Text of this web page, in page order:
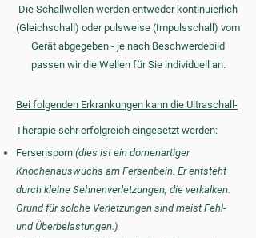
Die Schallwellen werden entweder kontinuierlich
(Gleichschall) oder pulsweise (Impulsschall) vom
Gerät abgegeben - je nach Beschwerdebild
passen wir die Wellen für Sie individuell an.
Bei folgenden Erkrankungen kann die Ultraschall-
Therapie sehr erfolgreich eingesetzt werden:
Fersensporn (dies ist ein dornenartiger
Knochenauswuchs am Fersenbein. Er entsteht
durch kleine Sehnenverletzungen, die verkalken.
Grund für solche Verletzungen sind meist Fehl-
und Überbelastungen.)